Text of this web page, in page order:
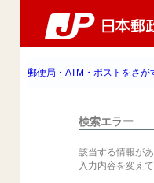
郵便局・ATM・ポストをさが
検索エラー
該当する情報が
入力内容を変え